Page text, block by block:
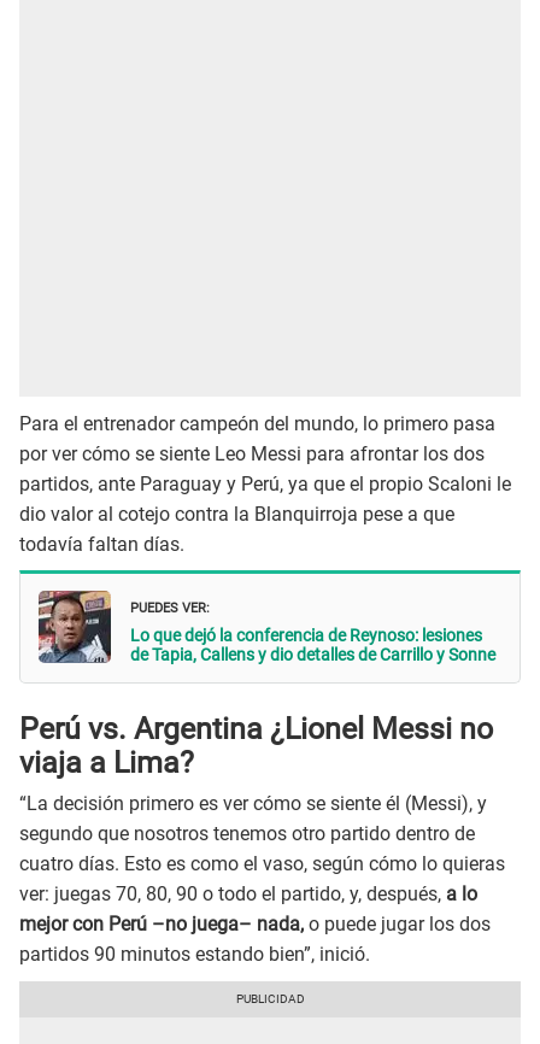
Para el entrenador campeón del mundo, lo primero pasa
por ver cómo se siente Leo Messi para afrontar los dos
partidos, ante Paraguay y Perú, ya que el propio Scaloni le
dio valor al cotejo contra la Blanquirroja pese a que
todavía faltan días.
PUEDES VER:
Lo que dejó la conferencia de Reynoso: lesiones
de Tapia, Callens y dio detalles de Carrillo y Sonne
Perú vs. Argentina ¿Lionel Messi no
viaja a Lima?
“La decisión primero es ver cómo se siente él (Messi), y
segundo que nosotros tenemos otro partido dentro de
cuatro días. Esto es como el vaso, según cómo lo quieras
ver: juegas 70, 80, 90 o todo el partido, y, después, a lo
mejor con Perú –no juega– nada, o puede jugar los dos
partidos 90 minutos estando bien”, inició.